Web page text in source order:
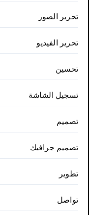
تحرير الصور
تحرير الفيديو
تحسين
تسجيل الشاشة
تصميم
تصميم جرافيك
تطوير
تواصل